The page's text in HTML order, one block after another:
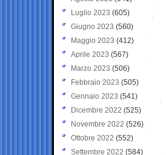
Luglio 2023 (605)
Giugno 2023 (560)
Maggio 2023 (412)
Aprile 2023 (567)
Marzo 2023 (506)
Febbraio 2023 (505)
Gennaio 2023 (541)
Dicembre 2022 (525)
Novembre 2022 (526)
Ottobre 2022 (552)
Settembre 2022 (584)